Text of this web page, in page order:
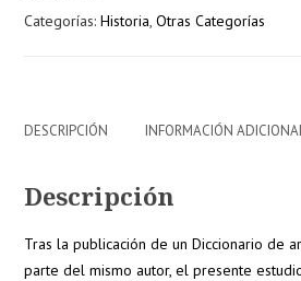
Categorías:Historia,Otras Categorías
DESCRIPCIÓN INFORMACIÓN
Descripción
Tras la publicación de un Diccionario de
parte del mismo autor, el presente